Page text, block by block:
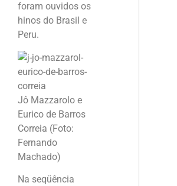
foram ouvidos os
hinos do Brasil e
Peru.
Jô Mazzarolo e
Eurico de Barros
Correia (Foto:
Fernando
Machado)
Na seqüência